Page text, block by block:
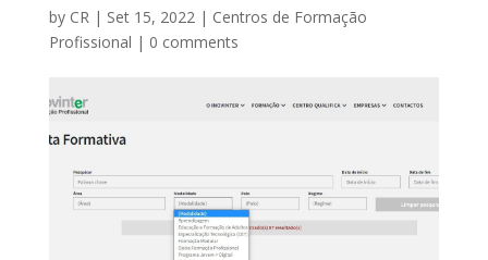
by CR| Set 15, 2022| Centros de Formação
Profissional | 0 comments